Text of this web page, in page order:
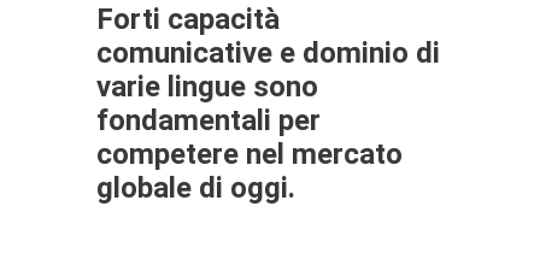
Forti capacità
comunicative e dominio di
varie lingue sono
fondamentali per
competere nel mercato
globale di oggi.